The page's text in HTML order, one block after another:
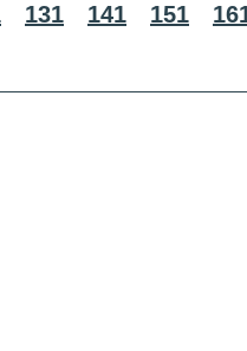
131 141 151